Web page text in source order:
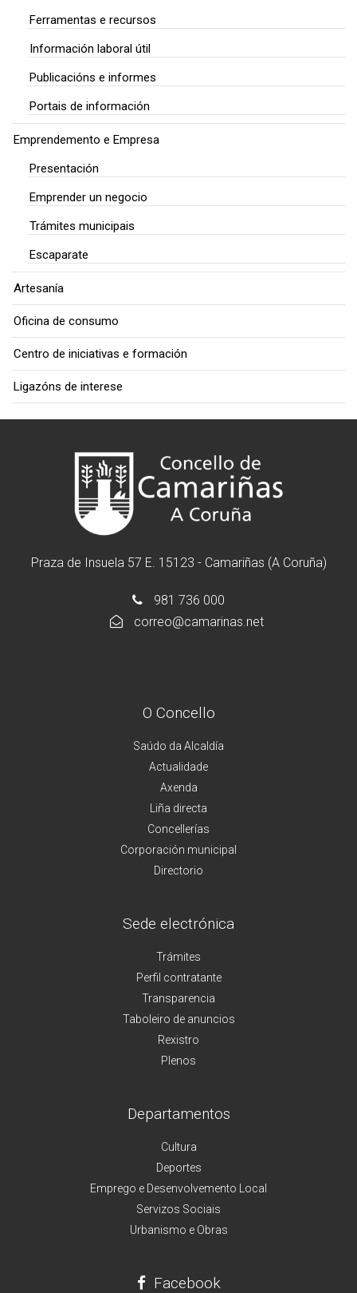
Ferramentas e recursos
Información laboral útil
Publicacións e informes
Portais de información
Emprendemento e Empresa
Presentación
Emprender un negocio
Trámites municipais
Escaparate
Artesanía
Oficina de consumo
Centro de iniciativas e formación
Ligazóns de interese
Praza de Insuela 57 E. 15123 - Camariñas (A Coruña)
981 736 000
correo@camarinas.net
O Concello
Saúdo da Alcaldía
Actualidade
Axenda
Liña directa
Concellerías
Corporación municipal
Directorio
Sede electrónica
Trámites
Perfil contratante
Transparencia
Taboleiro de anuncios
Rexistro
Plenos
Departamentos
Cultura
Deportes
Emprego e Desenvolvemento Local
Servizos Sociais
Urbanismo e Obras
Facebook